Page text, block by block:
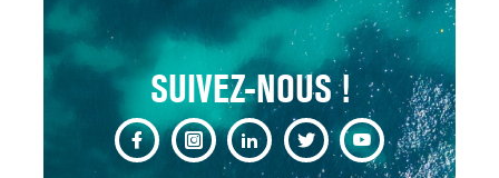
SUIVEZ-NOUS !
13 août 2024